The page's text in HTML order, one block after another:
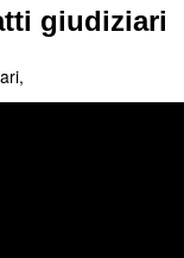
giudiziari